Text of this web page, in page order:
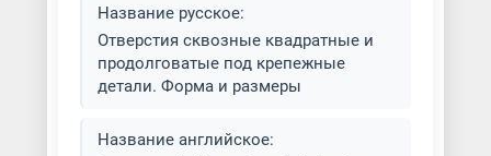
Сверление отверстий на
универсальных станках
Художественная перфорация
Название русское:
Отверстия сквозные квадратные и
продолговатые под крепежные
детали. Форма и размеры
Название английское: